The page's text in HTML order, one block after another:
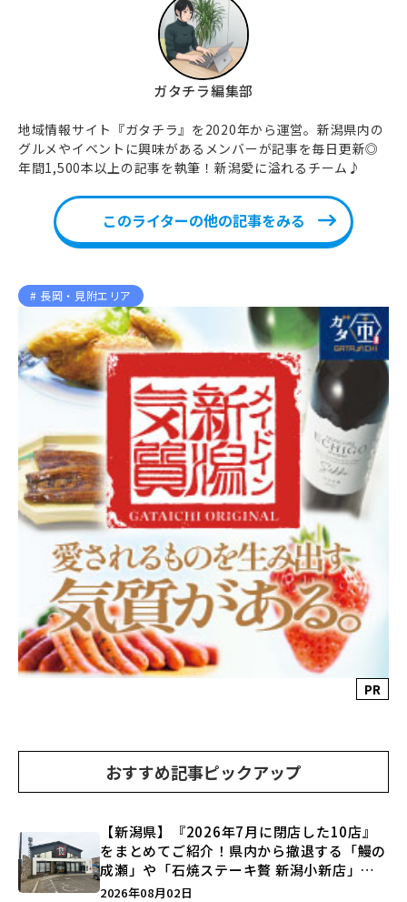
ガタチラ編集部
地域情報サイト『ガタチラ』を2020年から運営。新潟県内の
グルメやイベントに興味があるメンバーが記事を毎日更新◎
年間1,500本以上の記事を執筆！新潟愛に溢れるチーム♪
このライターの他の記事をみる
長岡・見附エリア
PR
おすすめ記事ピックアップ
【新潟県】『2026年7月に閉店した10店』
をまとめてご紹介！県内から撤退する「鰻の
成瀬」や「石焼ステーキ贅 新潟小新店」が
営業に幕…。
2026年08月02日